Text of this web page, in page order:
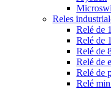
Reles
Relé de
Relé de
Relé de
Relé de
Relé de
Relé